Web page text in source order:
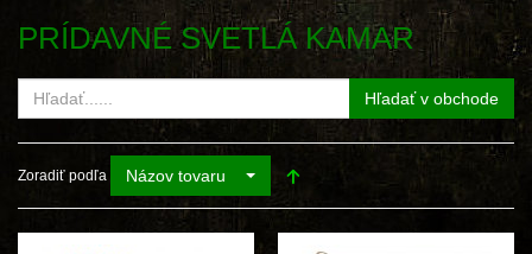
PRÍDAVNÉ SVETLÁ KAMAR
Hľadať v obchode
Zoradiť podľa Názov tovaru